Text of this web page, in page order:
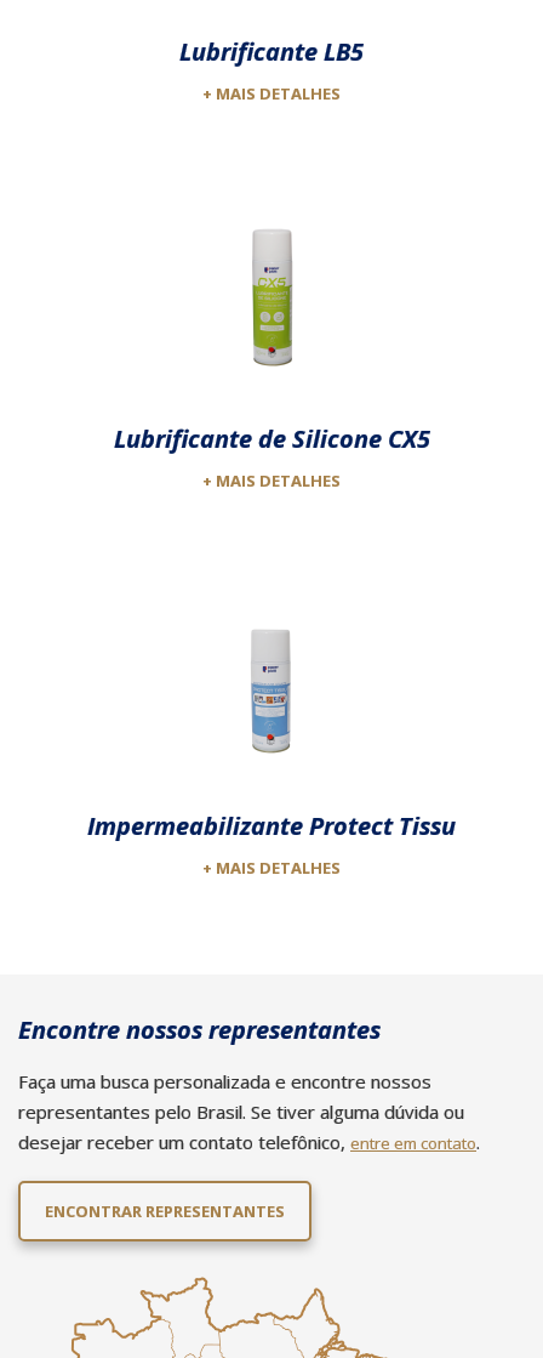
Lubrificante LB5
+ MAIS DETALHES
Lubrificante de Silicone CX5
+ MAIS DETALHES
Impermeabilizante Protect Tissu
+ MAIS DETALHES
Encontre nossos representantes
Faça uma busca personalizada e encontre nossos
representantes pelo Brasil. Se tiver alguma dúvida ou
desejar receber um contato telefônico, entre em contato.
ENCONTRAR REPRESENTANTES